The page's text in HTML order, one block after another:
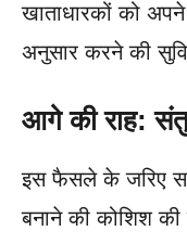
खाताधारकों को
अनुसार करने की
आगे की राह:
इस फैसले के जरिए
बनाने की कोशिश